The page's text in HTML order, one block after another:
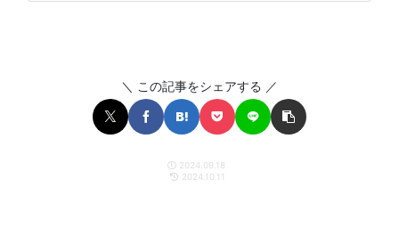
＼ この記事をシェアする ／
2024.09.18
2024.10.11